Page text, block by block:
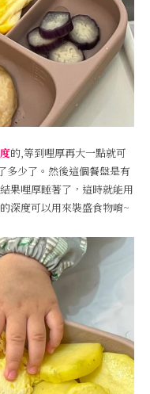
的,等到哩厚再大一點就可
多少了。然後這個餐盤是有
果哩厚睡著了，這時就能用
深度可以用來裝盛食物唷~